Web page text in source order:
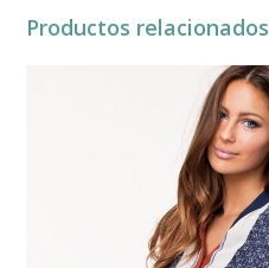
Productos relacionados